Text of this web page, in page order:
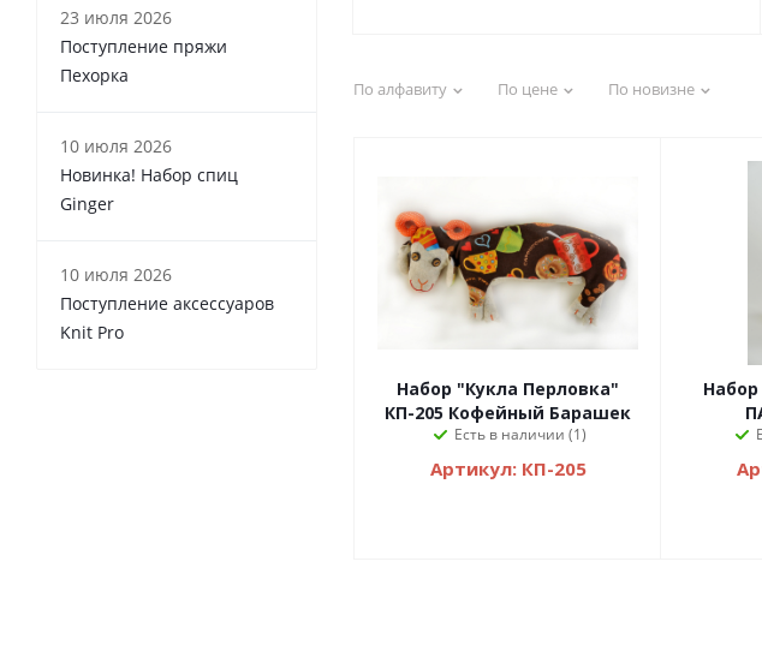
По алфавиту По цене По новизне
Набор "Кукла Перловка"
КП-205 Кофейный Барашек
Есть в наличии (1)
Артикул: КП-205
23 июля 2026
Поступление пряжи
Пехорка
10 июля 2026
Новинка! Набор спиц
Ginger
10 июля 2026
Поступление аксессуаров
Knit Pro